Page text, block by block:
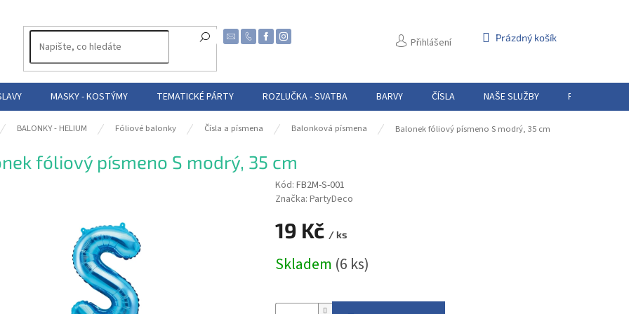
Přihlášení
NÁKUPNÍ
Prázdný košík
MASKY - KOSTÝMY TEMATICKÉ PÁRTY ROZLUČKA - SVATBA BARVY ČÍSLA NAŠE SLUŽBY PŮJČOVNA
BALONKY - HELIUM Fóliové balonky Čísla a písmena Balonková písmena Balonek fóliový písmeno S modrý, 35 cm
fóliový písmeno S modrý, 35 cm
Kód: FB2M-S-001
Značka: PartyDeco
19 Kč / ks
cena:
Skladem (6 ks)